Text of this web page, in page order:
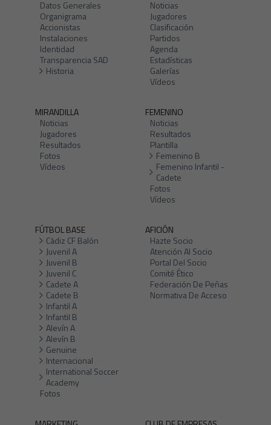
Datos Generales
Organigrama
Accionistas
Instalaciones
Identidad
Transparencia SAD
Historia
Noticias
Jugadores
Clasificación
Partidos
Agenda
Estadísticas
Galerías
Vídeos
MIRANDILLA
Noticias
Jugadores
Resultados
Fotos
Vídeos
FEMENINO
Noticias
Resultados
Plantilla
Femenino B
Femenino Infantil -
Cadete
Fotos
Vídeos
FÚTBOL BASE
Cádiz CF Balón
Juvenil A
Juvenil B
Juvenil C
Cadete A
Cadete B
Infantil A
Infantil B
Alevín A
Alevín B
Genuine
Internacional
International Soccer
Academy
Fotos
AFICIÓN
Hazte Socio
Atención Al Socio
Portal Del Socio
Comité Ético
Federación De Peñas
Normativa De Acceso